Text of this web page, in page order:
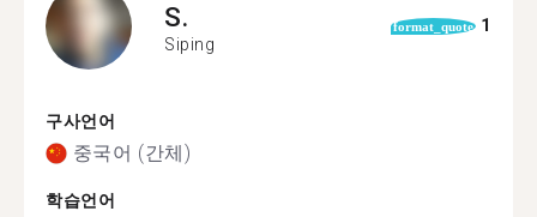
S.
Siping
format_quote 1
구사언어
중국어 (간체)
학습언어